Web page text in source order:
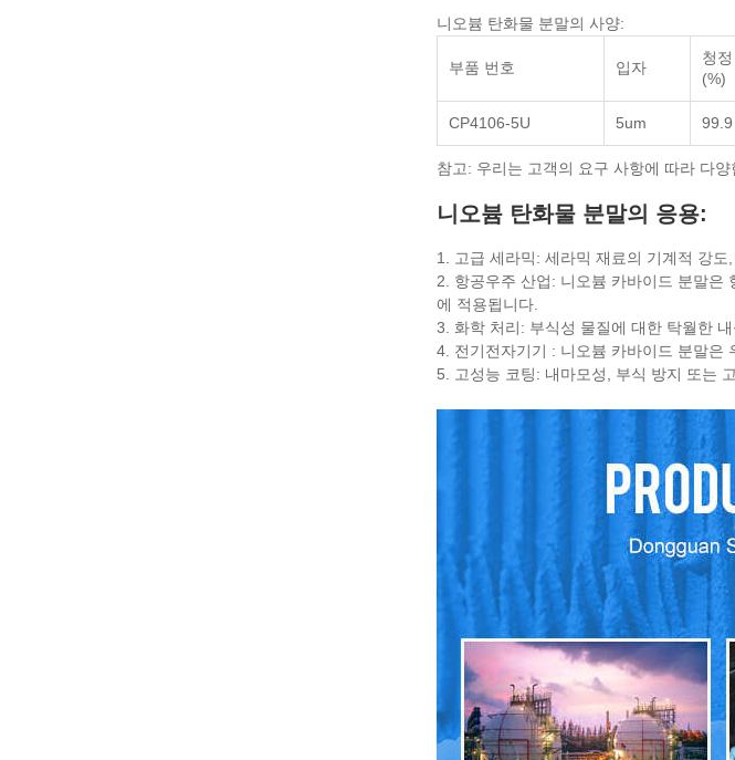
니오븀 탄화물 분말의 사양:
부품 번호 입자
청정
(%)
CP4106-5U 5um 99.9
참고: 우리는 고객의 요구 사항에 따라 다
니오븀 탄화물 분말의 응용:
1. 고급 세라믹: 세라믹 재료의 기계적 강
2. 항공우주 산업: 니오븀 카바이드 분말은
에 적용됩니다.
3. 화학 처리: 부식성 물질에 대한 탁월한
4. 전기전자기기 : 니오븀 카바이드 분말은
5. 고성능 코팅: 내마모성, 부식 방지 또는